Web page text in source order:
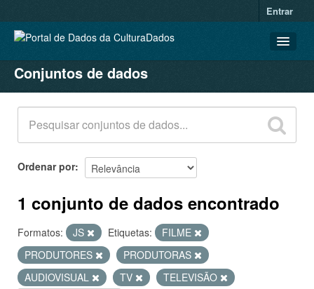
Entrar
CONJUNTOS DE DADOS
ORGANIZAÇÕES
GRUPOS
SOBRE
Conjuntos de dados
Ordenar por
1 conjunto de dados encontrado
Formatos: JS Etiquetas:
FILME
PRODUTORES
PRODUTORAS
AUDIOVISUAL
TV
TELEVISÃO